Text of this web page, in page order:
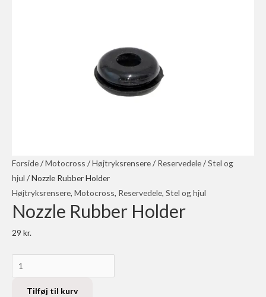
Forside/Motocross /Højtryksrensere/ Reservedele/Stel og
hjul / Nozzle Rubber Holder
Højtryksrensere, Motocross, Reservedele, Stel og hjul
Nozzle Rubber Holder
29 kr.
Nozzle
Rubber
HolderTilføj til kurv